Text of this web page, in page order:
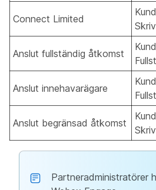
Connect Limited
Anslut fullständig åtkomst
Anslut innehavarägare
Anslut begränsad åtkomst
Partneradministratörer